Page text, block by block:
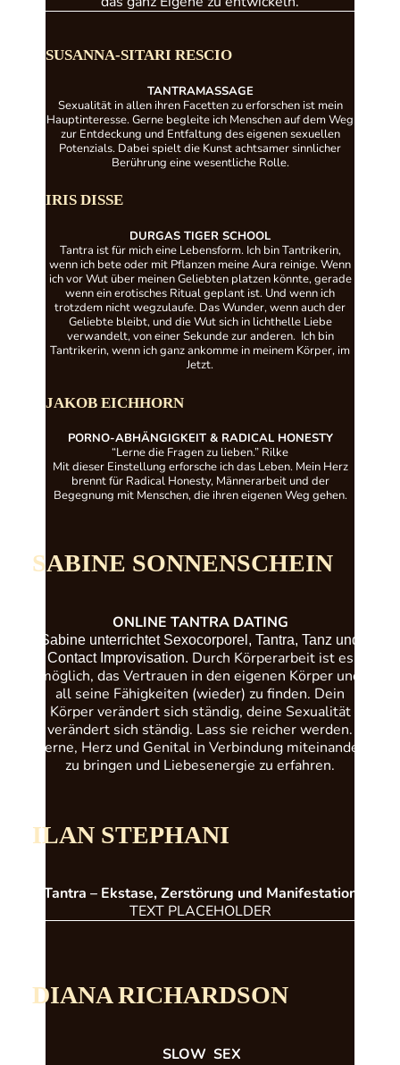
SUSANNA-SITARI RESCIO
TANTRAMASSAGE
Sexualität in allen ihren Facetten zu erforschen ist mein
Hauptinteresse. Gerne begleite ich Menschen auf dem Weg
zur Entdeckung und Entfaltung des eigenen sexuellen
Potenzials. Dabei spielt die Kunst achtsamer sinnlicher
Berührung eine wesentliche Rolle.
IRIS DISSE
DURGAS TIGER SCHOOL
Tantra ist für mich eine Lebensform. Ich bin Tantrikerin,
wenn ich bete oder mit Pflanzen meine Aura reinige. Wenn
ich vor Wut über meinen Geliebten platzen könnte, gerade
wenn ein erotisches Ritual geplant ist. Und wenn ich
trotzdem nicht wegzulaufe. Das Wunder, wenn auch der
Geliebte bleibt, und die Wut sich in lichthelle Liebe
verwandelt, von einer Sekunde zur anderen. Ich bin
Tantrikerin, wenn ich ganz ankomme in meinem Körper, im
Jetzt.
JAKOB EICHHORN
PORNO-ABHÄNGIGKEIT & RADICAL HONESTY
“Lerne die Fragen zu lieben.” Rilke
Mit dieser Einstellung erforsche ich das Leben. Mein Herz
brennt für Radical Honesty, Männerarbeit und der
Begegnung mit Menschen, die ihren eigenen Weg gehen.
SABINE SONNENSCHEIN
ONLINE TANTRA DATING
Sabine unterrichtet Sexocorporel, Tantra, Tanz und
Contact Improvisation. Durch Körperarbeit ist es
möglich, das Vertrauen in den eigenen Körper und
all seine Fähigkeiten (wieder) zu finden. Dein
Körper verändert sich ständig, deine Sexualität
verändert sich ständig. Lass sie reicher werden.
Lerne, Herz und Genital in Verbindung miteinander
zu bringen und Liebesenergie zu erfahren.
ILAN STEPHANI
Tantra – Ekstase, Zerstörung und Manifestation
TEXT PLACEHOLDER
DIANA RICHARDSON
SLOW SEX